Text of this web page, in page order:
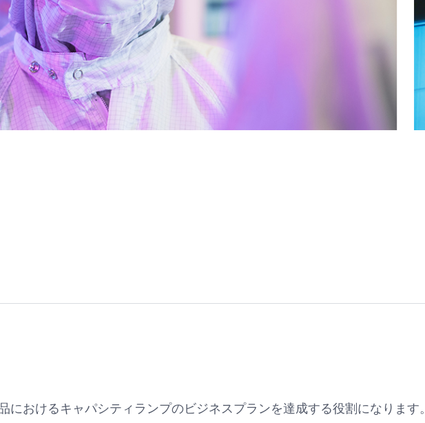
におけるキャパシティランプのビジネスプランを達成する役割になります。